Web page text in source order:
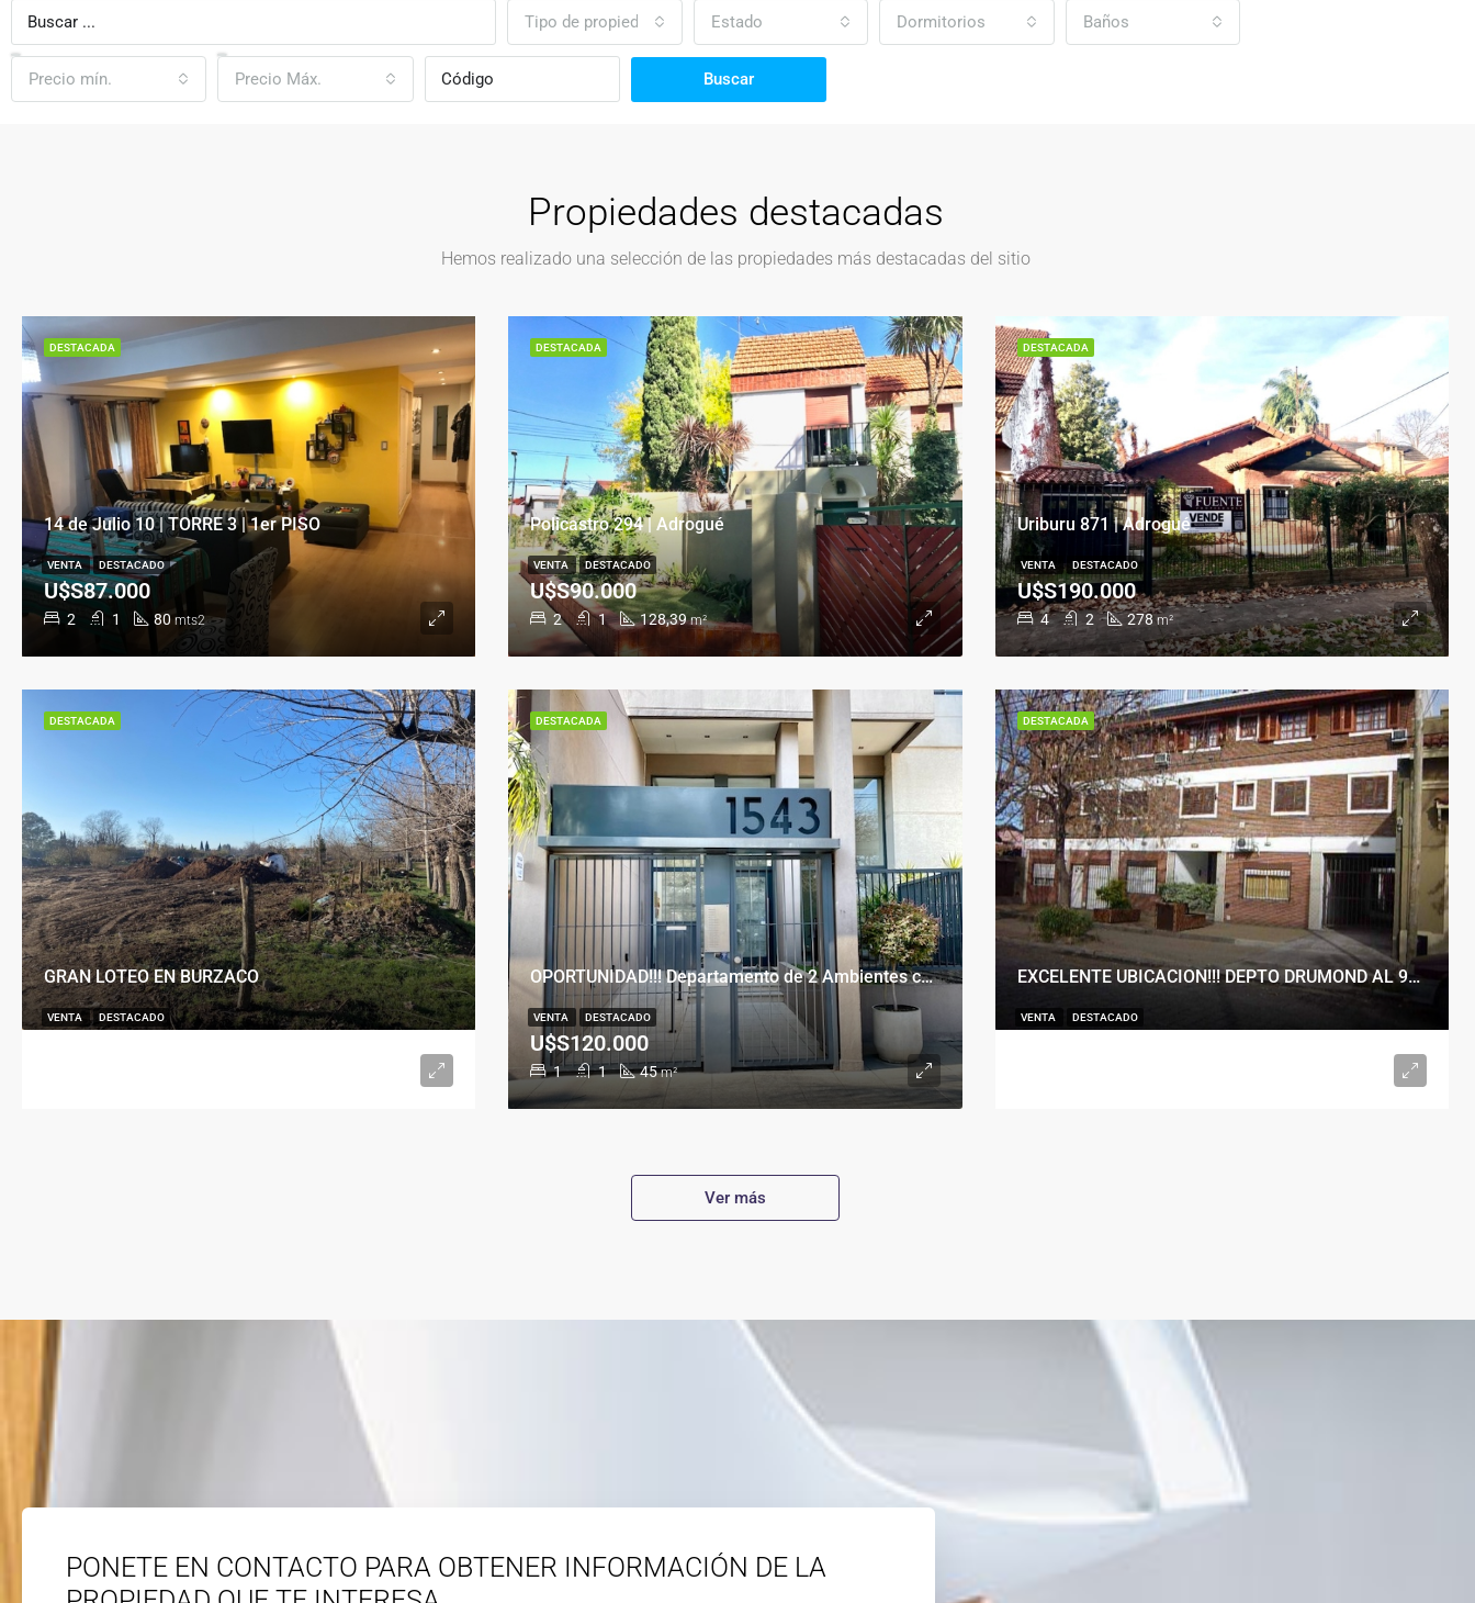
Tipo de propiedad Estado Dormitorios Baños
Precio mín. Precio Máx. Buscar
Propiedades destacadas
Hemos realizado una selección de las propiedades más destacadas del sitio
14 de Julio 10 | TORRE 3 | 1er PISO
2 1 80 mts2
U$S87.000
VENTA DESTACADO
DESTACADA
Policastro 294 | Adrogué
2 1 128,39 m²
U$S90.000
VENTA DESTACADO
DESTACADA
Uriburu 871 | Adrogué
4 2 278 m²
U$S190.000
VENTA DESTACADO
DESTACADA
GRAN LOTEO EN BURZACO
VENTA DESTACADO
DESTACADA
OPORTUNIDAD!!! Departamento de 2 Ambientes con Cochera en Banfield Este
1 1 45 m²
U$S120.000
VENTA DESTACADO
DESTACADA
EXCELENTE UBICACION!!! DEPTO DRUMOND AL 900
VENTA DESTACADO
DESTACADA
Ver más
PONETE EN CONTACTO PARA OBTENER INFORMACIÓN DE LA